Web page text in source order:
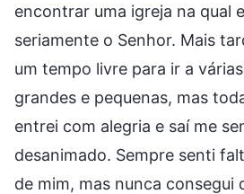
encontrar uma igreja na qual
seriamente o Senhor. Mais
um tempo livre para ir a
grandes e pequenas, mas
entrei com alegria e saí me
desanimado. Sempre senti
de mim, mas nunca consegui